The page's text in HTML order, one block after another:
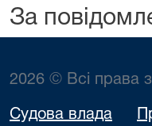
За
2026 © Всі права
Судова влада